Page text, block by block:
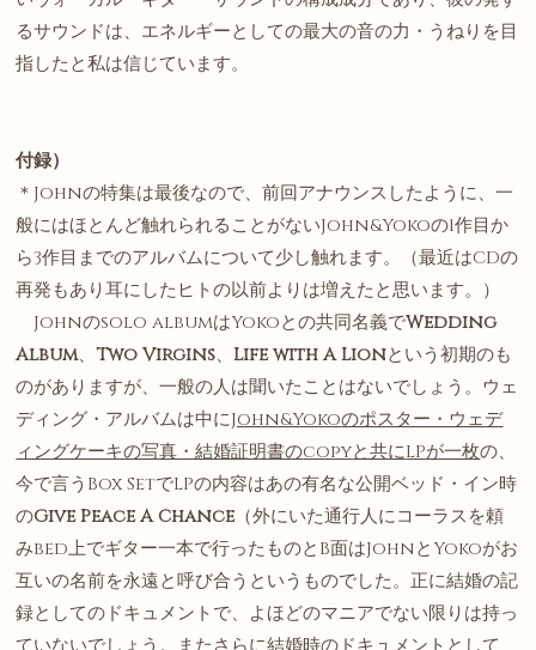
るサウンドは、エネルギーとしての最大の音の力・うねりを目
指したと私は信じています。
付録）
＊Johnの特集は最後なので、前回アナウンスしたように、一
般にはほとんど触れられることがないJohn&Yokoの1作目か
ら3作目までのアルバムについて少し触れます。（最近はCDの
再発もあり耳にしたヒトの以前よりは増えたと思います。）
Johnのsolo albumはYokoとの共同名義でWedding
Album、Two Virgins、Life with A Lionという初期のも
のがありますが、一般の人は聞いたことはないでしょう。ウェ
ディング・アルバムは中にJohn&Yokoのポスター・ウェデ
ィングケーキの写真・結婚証明書のcopyと共にLPが一枚の、
今で言うBox SetでLPの内容はあの有名な公開ベッド・イン時
のGive Peace A Chance（外にいた通行人にコーラスを頼
みbed上でギター一本で行ったものとB面はJohnとYokoがお
互いの名前を永遠と呼び合うというものでした。正に結婚の記
録としてのドキュメントで、よほどのマニアでない限りは持っ